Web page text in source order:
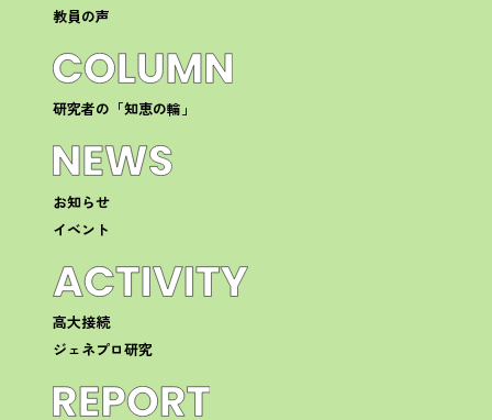
教員の声
研究者の「知恵の輪」
お知らせ
イベント
高大接続
ジェネプロ研究